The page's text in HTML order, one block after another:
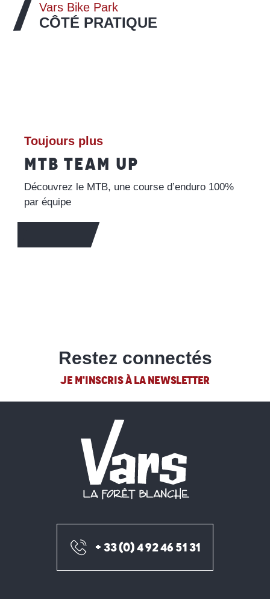
Vars Bike Park
CÔTÉ PRATIQUE
Webcams
Forfaits & Remontées Mécaniques
Les professionnels du VTT
Toujours plus
MTB TEAM UP
Découvrez le MTB, une course d’enduro 100%
par équipe
Restez connectés
JE M'INSCRIS À LA NEWSLETTER
+ 33 (0) 4 92 46 51 31